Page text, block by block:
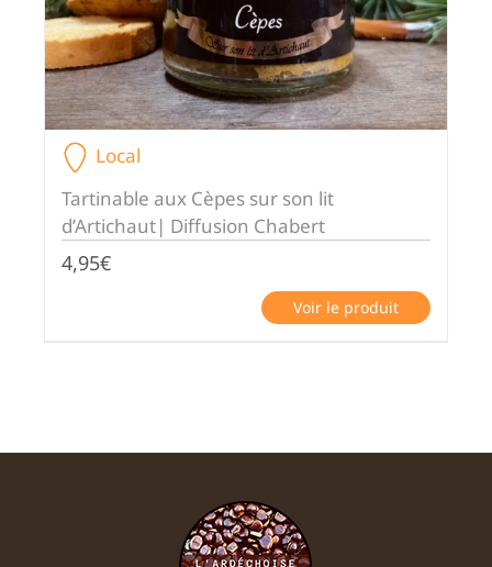
Local
Tartinable aux Cèpes sur son lit
d’Artichaut| Diffusion Chabert
4,95€
Voir le produit